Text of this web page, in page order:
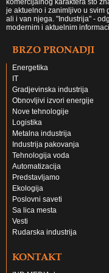
komercijalnog karaktera što
je aktuelno i zanimljivo u svim
ali i van njega. "Industrija" -
modernim i aktuelnim
BRZO PRONADJI
Energetika
IT
Gradjevinska industrija
Obnovljivi izvori energije
Nove tehnologije
Logistika
Metalna industrija
Industrija pakovanja
Tehnologija voda
Automatizacija
Predstavljamo
Ekologija
Poslovni saveti
Sa lica mesta
Vesti
Rudarska industrija
KONTAKT